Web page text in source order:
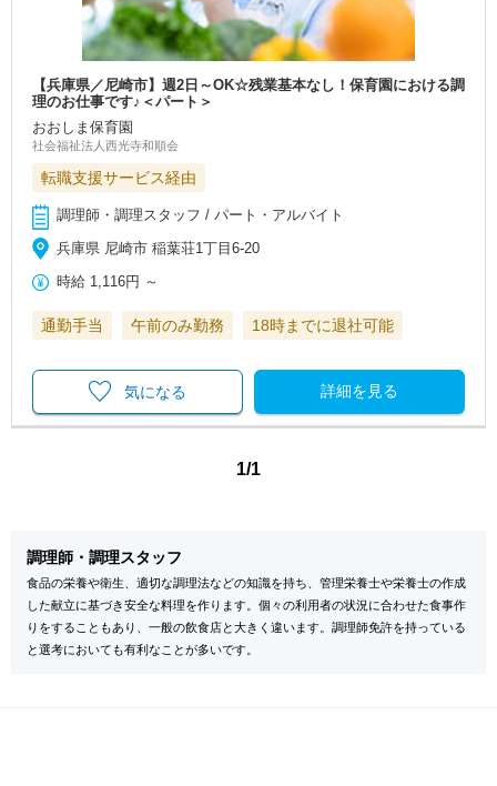
【兵庫県／尼崎市】週2日～OK☆残業基本なし！保育園における調
理のお仕事です♪＜パート＞
おおしま保育園
社会福祉法人西光寺和順会
転職支援サービス経由
調理師・調理スタッフ / パート・アルバイト
兵庫県 尼崎市 稲葉荘1丁目6‐20
時給 1,116円 ～
通勤手当 午前のみ勤務 18時までに退社可能
詳細を見る
気になる
1/1
調理師・調理スタッフ
食品の栄養や衛生、適切な調理法などの知識を持ち、管理栄養士や栄養士の作成
した献立に基づき安全な料理を作ります。個々の利用者の状況に合わせた食事作
りをすることもあり、一般の飲食店と大きく違います。調理師免許を持っている
と選考においても有利なことが多いです。